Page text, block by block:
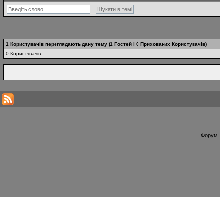
1 Користувачів переглядають дану тему (1 Гостей і 0 Прихованих Користувачів)
0 Користувачів:
Форум